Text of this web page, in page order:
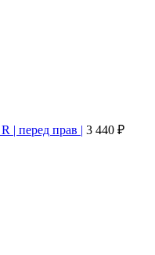
| перед прав | 3 440 ₽